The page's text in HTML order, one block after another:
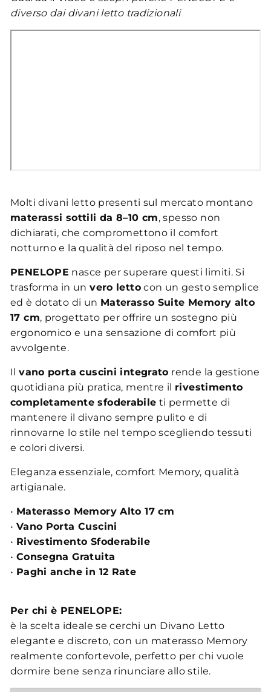
diverso dai divani letto tradizionali
Molti divani letto presenti sul mercato montano
materassi sottili da 8–10 cm, spesso non
dichiarati, che compromettono il comfort
notturno e la qualità del riposo nel tempo.
PENELOPE nasce per superare questi limiti. Si
trasforma in unvero lettocon un gesto semplice
ed è dotato di un Materasso Suite Memory alto
17 cm, progettato per offrire un sostegno più
ergonomico e una sensazione di comfort più
avvolgente.
Ilvano porta cuscini integrato rende la gestione
quotidiana più pratica, mentre il rivestimento
completamente sfoderabile ti permette di
mantenere il divano sempre pulito e di
rinnovarne lo stile nel tempo scegliendo tessuti
e colori diversi.
Eleganza essenziale, comfort Memory, qualità
artigianale.
• Materasso Memory Alto 17 cm
• Vano Porta Cuscini
• Rivestimento Sfoderabile
• Consegna Gratuita
• Paghi anche in 12 Rate
Per chi è PENELOPE:
è la scelta ideale se cerchi un Divano Letto
elegante e discreto, con un materasso Memory
realmente confortevole, perfetto per chi vuole
dormire bene senza rinunciare allo stile.